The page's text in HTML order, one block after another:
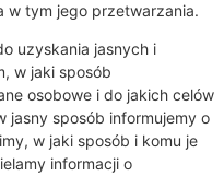
w tym jego przetwarzania.
uzyskania jasnych i
w jaki sposób
osobowe i do jakich celów
jasny sposób informujemy o
w jaki sposób i komu je
informacji o